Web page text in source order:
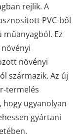
rejlik. A
PVC-ből
Ez
növényi
származik. Az új
termelés
ugyanolyan
gyártani